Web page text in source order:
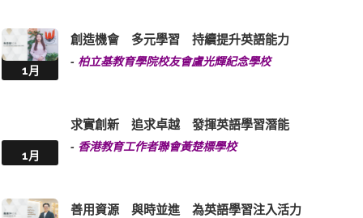
1月
創造機會 多元學習 持續提升英語能力
- 柏立基教育學院校友會盧光輝紀念學校
1月
求實創新 追求卓越 發揮英語學習潛能
- 香港教育工作者聯會黃楚標學校
善用資源 與時並進 為英語學習注入活力